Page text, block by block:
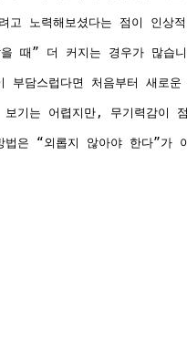
고 노력해보셨다는 점이 인
때” 더 커지는 경우가 많
부담스럽다면 처음부터 새로
보기는 어렵지만, 무기력감
법은 “외롭지 않아야 한다”